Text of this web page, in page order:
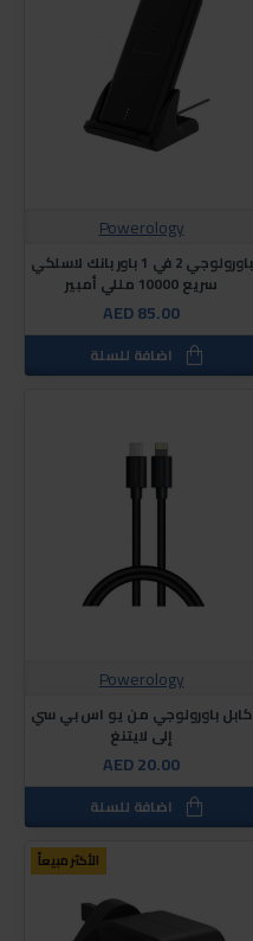
Powerology
باورولوجي 2 في 1 باور بانك لاسلكي
سريع 10000 مللي أمبير
AED 85.00
اضافة للسلة
Powerology
كابل باورولوجي من يو اس بي سي
إلى لايتنغ
AED 20.00
اضافة للسلة
الأكثر مبيعاً